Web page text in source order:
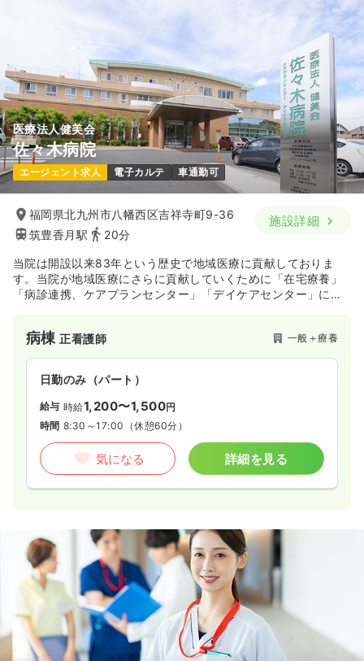
医療法人健美会
佐々木病院
エージェント求人 電子カルテ 車通勤可
福岡県北九州市八幡西区吉祥寺町9-36
筑豊香月駅
20分
施設詳細
当院は開設以来83年という歴史で地域医療に貢献しておりま
す。当院が地域医療にさらに貢献していくために「在宅療養」
「病診連携、ケアプランセンター」「デイケアセンター」につ
ります。当院には各分野で有能なスタッフが揃っております
し、充分な設備が備わっております。
病棟正看護師 一般＋療養
日勤のみ（パート）
給与 時給1,200〜1,500円
時間 8:30～17:00 （休憩60分）
気になる 詳細を見る